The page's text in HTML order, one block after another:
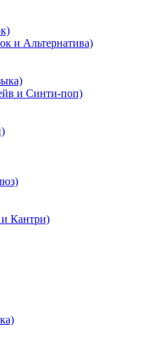
и Альтернатива)
и Синти-поп)
Кантри)